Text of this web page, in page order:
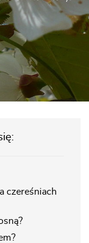
czereśniach